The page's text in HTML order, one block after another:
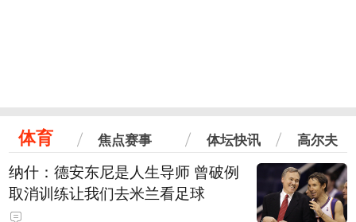
体育 焦点赛事 体坛快讯 高尔夫
纳什：德安东尼是人生导师 曾破例
取消训练让我们去米兰看足球